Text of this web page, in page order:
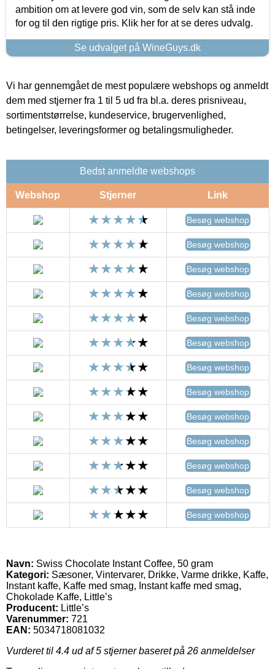
ambition om at levere god vin, som de selv kan stå inde
for og til den rigtige pris. Klik her for at se deres udvalg.
Se udvalget på WineGuys.dk
Vi har gennemgået de mest populære webshops og anmeldt
dem med stjerner fra 1 til 5 ud fra bl.a. deres prisniveau,
sortimentstørrelse, kundeservice, brugervenlighed,
betingelser, leveringsformer og betalingsmuligheder.
Bedst anmeldte webshops
Webshop Stjerner Link
Besøg webshop
Besøg webshop
Besøg webshop
Besøg webshop
Besøg webshop
Besøg webshop
Besøg webshop
Besøg webshop
Besøg webshop
Besøg webshop
Besøg webshop
Besøg webshop
Besøg webshop
Navn: Swiss Chocolate Instant Coffee, 50 gram
Kategori: Sæsoner, Vintervarer, Drikke, Varme drikke, Kaffe,
Instant kaffe, Kaffe med smag, Instant kaffe med smag,
Chokolade Kaffe, Little’s
Producent: Little’s
Varenummer: 721
EAN: 5034718081032
Vurderet til 4.4 ud af 5 stjerner baseret på 26 anmeldelser